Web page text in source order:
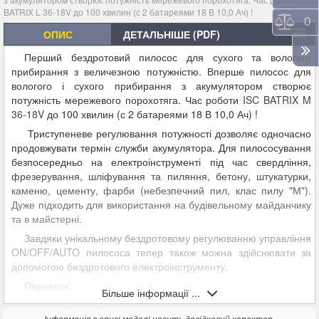
BATRIX L 36-18V до 100 хвилин (с 2 батареями 18 В 10,0 Ач) !
ОПИС
ДЕТАЛЬНІШЕ (PDF)
Перший бездротовий пилосос для сухого та вологого
прибирання з величезною потужністю. Вперше пилосос для
вологого і сухого прибирання з акумулятором створює
потужність мережевого порохотяга. Час роботи ISC BATRIX M
36-18V до 100 хвилин (с 2 батареями 18 В 10,0 Ач) !
Триступеневе регулювання потужності дозволяє одночасно
продовжувати термін служби акумулятора. Для пилососування
безпосередньо на електроінструменті під час свердління,
фрезерування, шліфування та пиляння, бетону, штукатурки,
каменю, цементу, фарби (небезпечний пил, клас пилу "М").
Дуже підходить для використання на будівельному майданчику
та в майстерні.
Завдяки унікальному бездротовому регулюванню управління
ON/OFF/AUTO пилососа тепер також можна здійснювати за
допомогою бездротового електроінструменту.
Переваги
ISC BATRIX M 36-18V Safe — найпотужніший і
Більше інформації ...
0